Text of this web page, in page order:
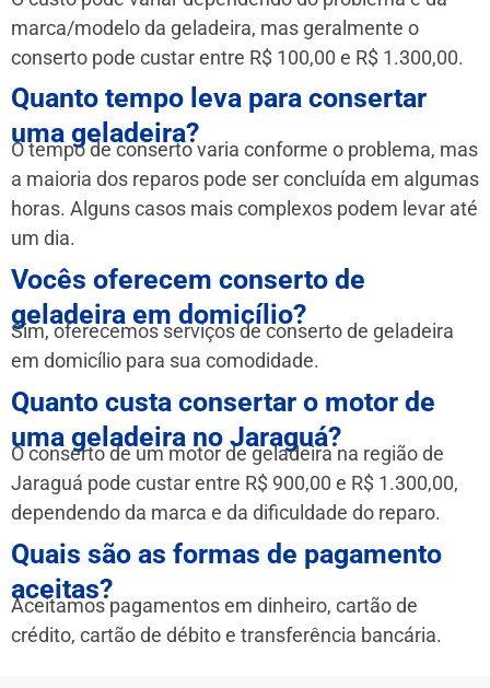
marca/modelo da geladeira, mas geralmente o
conserto pode custar entre R$ 100,00 e R$ 1.300,00.
Quanto tempo leva para consertar
uma geladeira?
O tempo de conserto varia conforme o problema, mas
a maioria dos reparos pode ser concluída em algumas
horas. Alguns casos mais complexos podem levar até
um dia.
Vocês oferecem conserto de
geladeira em domicílio?
Sim, oferecemos serviços de conserto de geladeira
em domicílio para sua comodidade.
Quanto custa consertar o motor de
uma geladeira no Jaraguá?
O conserto de um motor de geladeira na região de
Jaraguá pode custar entre R$ 900,00 e R$ 1.300,00,
dependendo da marca e da dificuldade do reparo.
Quais são as formas de pagamento
aceitas?
Aceitamos pagamentos em dinheiro, cartão de
crédito, cartão de débito e transferência bancária.